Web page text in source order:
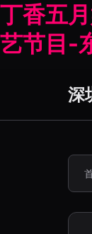
丁香五
艺节目-
深